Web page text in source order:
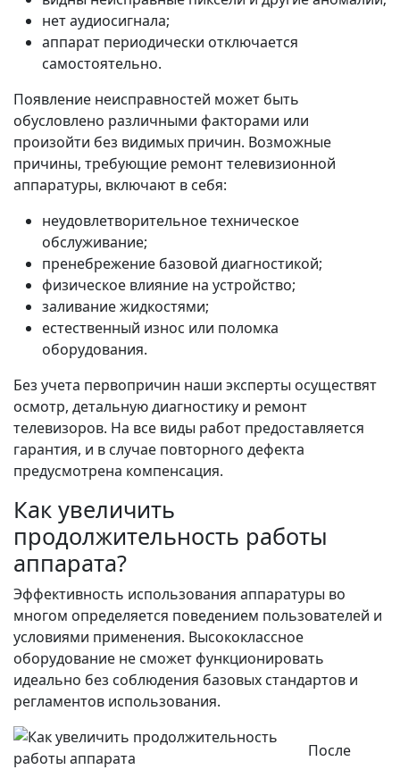
нет аудиосигнала;
аппарат периодически отключается
самостоятельно.
Появление неисправностей может быть
обусловлено различными факторами или
произойти без видимых причин. Возможные
причины, требующие ремонт телевизионной
аппаратуры, включают в себя:
неудовлетворительное техническое
обслуживание;
пренебрежение базовой диагностикой;
физическое влияние на устройство;
заливание жидкостями;
естественный износ или поломка
оборудования.
Без учета первопричин наши эксперты осуществят
осмотр, детальную диагностику и ремонт
телевизоров. На все виды работ предоставляется
гарантия, и в случае повторного дефекта
предусмотрена компенсация.
Как увеличить
продолжительность работы
аппарата?
Эффективность использования аппаратуры во
многом определяется поведением пользователей и
условиями применения. Высококлассное
оборудование не сможет функционировать
идеально без соблюдения базовых стандартов и
регламентов использования.
После